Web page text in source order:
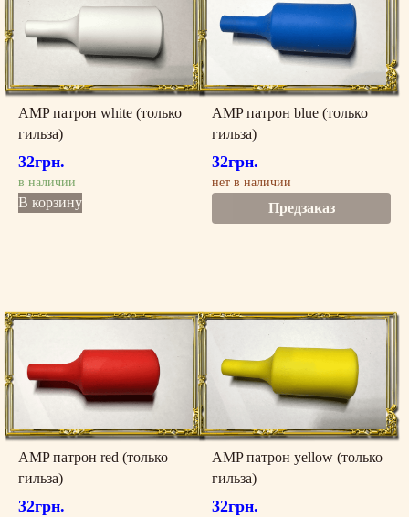
AMP патрон white (только
гильза)
32грн.
в наличии
В корзину
AMP патрон blue (только
гильза)
32грн.
нет в наличии
Предзаказ
AMP патрон red (только
гильза)
32грн.
AMP патрон yellow (только
гильза)
32грн.